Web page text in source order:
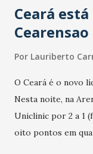
Ceará
Cearensao
Por Lauriberto
O Ceará é o novo
Nesta noite, na
Uniclinic por 2 a 1
oito pontos em